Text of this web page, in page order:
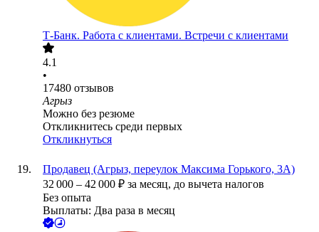
Т-Банк. Работа с клиентами. Встречи с клиентами
4.1
•
17480 отзывов
Агрыз
Можно без резюме
Откликнитесь среди первых
Откликнуться
Продавец (Агрыз, переулок Максима Горького, 3А)
32 000 – 42 000 ₽ за месяц, до вычета налогов
Без опыта
Выплаты: Два раза в месяц